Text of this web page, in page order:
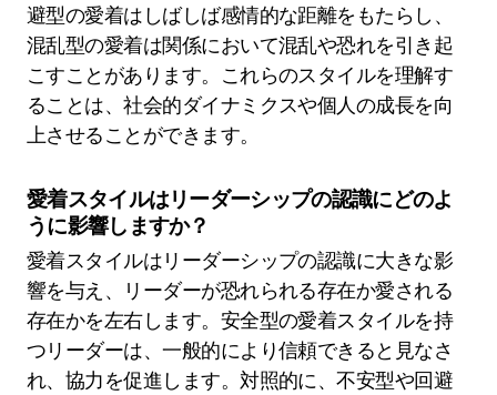
避型の愛着はしばしば感情的な距離をもたらし、
混乱型の愛着は関係において混乱や恐れを引き起
こすことがあります。これらのスタイルを理解す
ることは、社会的ダイナミクスや個人の成長を向
上させることができます。
愛着スタイルはリーダーシップの認識にどのよ
うに影響しますか？
愛着スタイルはリーダーシップの認識に大きな影
響を与え、リーダーが恐れられる存在か愛される
存在かを左右します。安全型の愛着スタイルを持
つリーダーは、一般的により信頼できると見なさ
れ、協力を促進します。対照的に、不安型や回避